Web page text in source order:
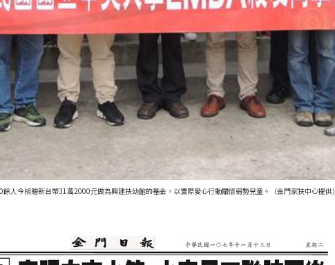
人今捐贈新台幣31萬2000元做為興建扶幼館的基金，以實際愛心行動關懷弱勢兒童。（金門家扶中心提供）